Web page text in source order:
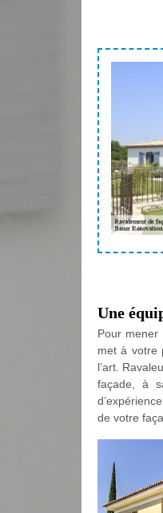
Une
Pour mener
met à votre
l’art.
façade, à
de votre